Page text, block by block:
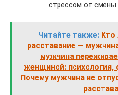
стрессом от
Читайте также: Кто
расставание —
мужчина
женщиной:
Почему мужчина не